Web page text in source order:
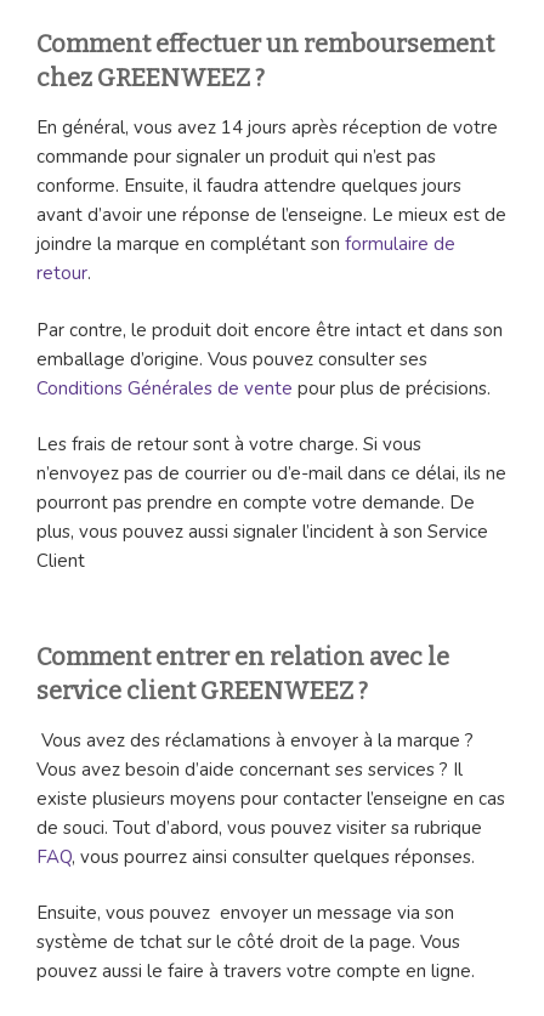
Comment effectuer un remboursement
chez GREENWEEZ ?
En général, vous avez 14 jours après réception de votre
commande pour signaler un produit qui n’est pas
conforme. Ensuite, il faudra attendre quelques jours
avant d’avoir une réponse de l’enseigne. Le mieux est de
joindre la marque en complétant son formulaire de
retour.
Par contre, le produit doit encore être intact et dans son
emballage d’origine. Vous pouvez consulter ses
Conditions Générales de vente pour plus de précisions.
Les frais de retour sont à votre charge. Si vous
n’envoyez pas de courrier ou d’e-mail dans ce délai, ils ne
pourront pas prendre en compte votre demande. De
plus, vous pouvez aussi signaler l’incident à son Service
Client
Comment entrer en relation avec le
service client GREENWEEZ ?
Vous avez des réclamations à envoyer à la marque ?
Vous avez besoin d’aide concernant ses services ? Il
existe plusieurs moyens pour contacter l’enseigne en cas
de souci. Tout d’abord, vous pouvez visiter sa rubrique
FAQ, vous pourrez ainsi consulter quelques réponses.
Ensuite, vous pouvez envoyer un message via son
système de tchat sur le côté droit de la page. Vous
pouvez aussi le faire à travers votre compte en ligne.